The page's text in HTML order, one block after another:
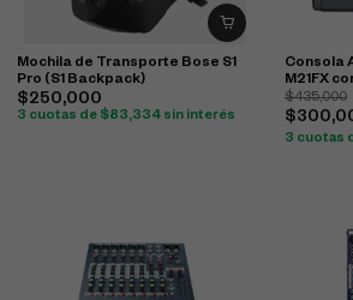
Mochila de Transporte Bose S1
Pro (S1 Backpack)
$250,000
3 cuotas de $83,334 sin interés
Consola
M21FX
$435,000
$
3 cuotas